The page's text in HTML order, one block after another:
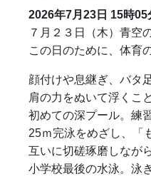
2026年7月23日 15時05
７月２３日（木）青空
この日のために、体育
顔付けや息継ぎ、バタ
肩の力をぬいて浮くこ
初めての深プール。練
25ｍ完泳をめざし、「
互いに切磋琢磨しなが
小学校最後の水泳。泳